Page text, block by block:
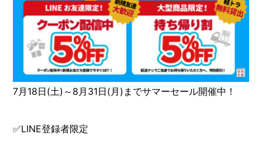
7月18日(土)～8月31日(月)までサマーセール開催中！
✅LINE登録者限定